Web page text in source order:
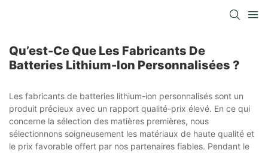
Qu’est-Ce Que Les Fabricants De
Batteries Lithium-Ion Personnalisées ?
Les fabricants de batteries lithium-ion personnalisés sont un
produit précieux avec un rapport qualité-prix élevé. En ce qui
concerne la sélection des matières premières, nous
sélectionnons soigneusement les matériaux de haute qualité et
le prix favorable offert par nos partenaires fiables. Pendant le